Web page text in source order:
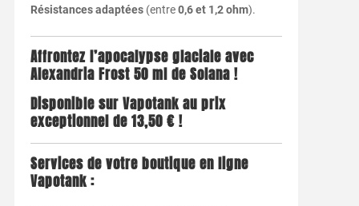
Résistances adaptées(entre0,6 et 1,2 ohm).
Affrontez l’apocalypse glaciale avec
Alexandria Frost 50 ml de Solana !
Disponible sur Vapotank au prix
exceptionnel de 13,50 € !
Services de votre boutique en ligne
Vapotank :